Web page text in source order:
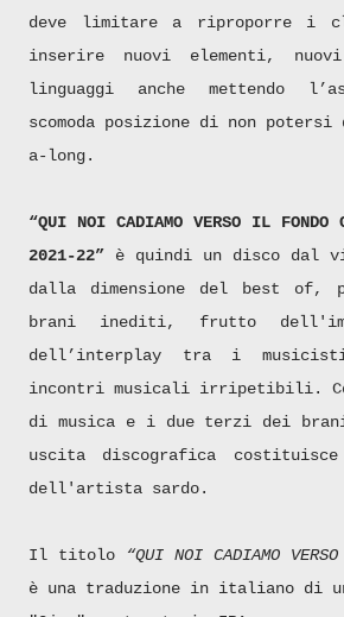
deve limitare a riproporre i
inserire nuovi elementi,
linguaggi anche mettendo
scomoda posizione di non
a-long.
“QUI NOI CADIAMO VERSO IL
2021-22” è quindi un disco dal
dalla dimensione del best of,
brani inediti, frutto
dell’interplay tra i
incontri musicali irripetibili.
di musica e i due terzi dei
uscita discografica
dell'artista sardo.
Il titolo
“QUI NOI CADIAMO
è una traduzione in italiano di